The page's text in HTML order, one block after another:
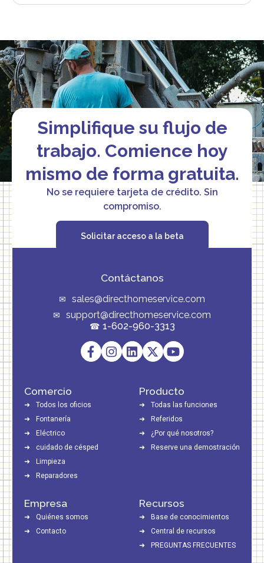
Simplifique su flujo de
trabajo. Comience hoy
mismo de forma gratuita.
No se requiere tarjeta de crédito. Sin
compromiso.
Solicitar acceso a la beta
Contáctanos
sales@directhomeservice.com
support@directhomeservice.com
1-602-960-3313
Producto
Todas las funciones
Referidos
¿Por qué nosotros?
Reserve una demostración
Comercio
Todos los oficios
Fontanería
Eléctrico
cuidado de césped
Limpieza
Reparadores
Recursos
Base de conocimientos
Central de recursos
PREGUNTAS FRECUENTES
Empresa
Quiénes somos
Contacto